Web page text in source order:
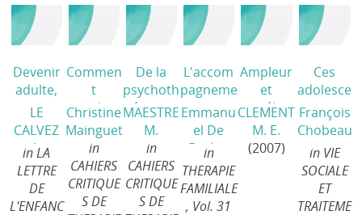
Devenir
adulte,
est-ce
que ça
s’appren
d ?/
LE
CALVEZ
A.
in LA
LETTRE
DE
L'ENFANC
Commen
t
soupless
e et
liberté
peuvent
générer
des
Christine
Mainguet
in
CAHIERS
CRITIQUE
S DE
De la
psychoth
érapie
familiale
à
l'entretie
n familial
systémiq
MAESTRE
M.
in
CAHIERS
CRITIQUE
S DE
L'accom
pagneme
nt
systémiq
ue des
familles
abusives
/
Emmanu
el De
Becker
in
THERAPIE
FAMILIALE
, Vol. 31
Ampleur
et
corrélats
de la
violence
CLEMENT
M. E.
(2007)
Ces
adolesce
nts qui
vont mal
François
Chobeau
x
in VIE
SOCIALE
ET
TRAITEME